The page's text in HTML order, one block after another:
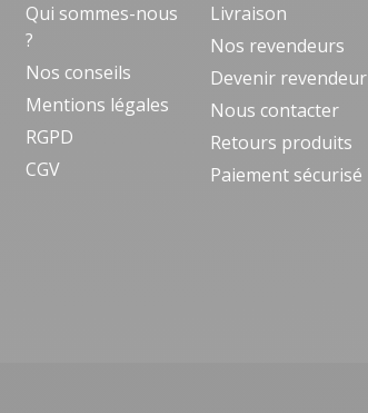
Qui sommes-nous
?
Nos conseils
Mentions légales
RGPD
CGV
Livraison
Nos revendeurs
Devenir revendeur
Nous contacter
Retours produits
Paiement sécurisé